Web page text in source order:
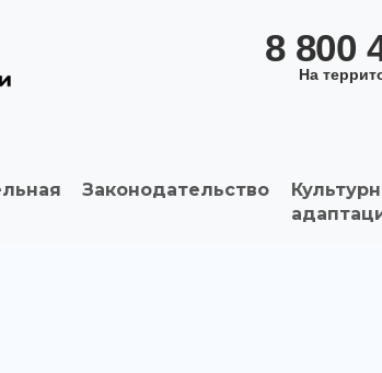
8 800
На
Законодательство